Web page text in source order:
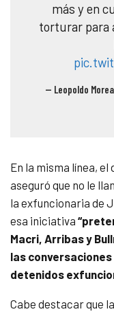
más y en
torturar para
— Leopoldo
En la misma línea,
aseguró que no le
la exfuncionaria de
esa iniciativa
Macri, Arribas y
las conversaciones
detenidos
Cabe destacar que